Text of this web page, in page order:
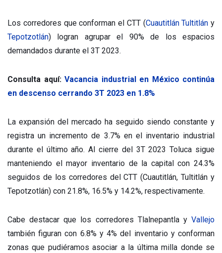
Los corredores que conforman el CTT (Cuautitlán Tultitlán y
Tepotzotlán) logran agrupar el 90% de los espacios
demandados durante el 3T 2023.
Consulta aquí: Vacancia industrial en México continúa
en descenso cerrando 3T 2023 en 1.8%
La expansión del mercado ha seguido siendo constante y
registra un incremento de 3.7% en el inventario industrial
durante el último año. Al cierre del 3T 2023 Toluca sigue
manteniendo el mayor inventario de la capital con 24.3%
seguidos de los corredores del CTT (Cuautitlán, Tultitlán y
Tepotzotlán) con 21.8%, 16.5% y 14.2%, respectivamente.
Cabe destacar que los corredores Tlalnepantla y Vallejo
también figuran con 6.8% y 4% del inventario y conforman
zonas que pudiéramos asociar a la última milla donde se